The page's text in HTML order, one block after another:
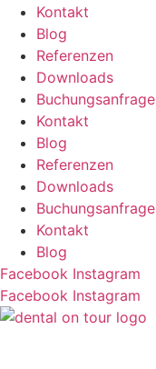
Kontakt
Blog
Referenzen
Downloads
Buchungsanfrage
Kontakt
Blog
Referenzen
Downloads
Buchungsanfrage
Kontakt
Blog
Facebook Instagram
Facebook Instagram